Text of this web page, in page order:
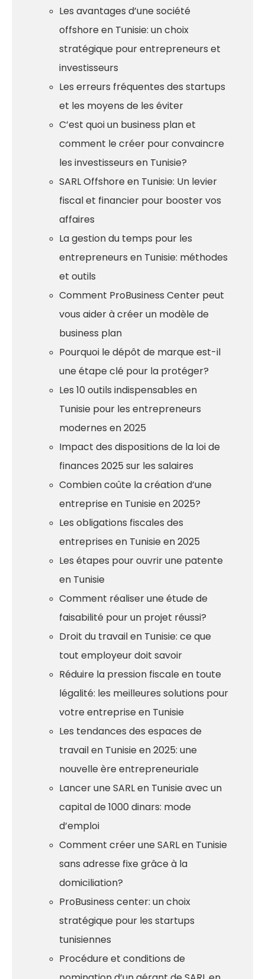
Les avantages d’une société
offshore en Tunisie: un choix
stratégique pour entrepreneurs et
investisseurs
Les erreurs fréquentes des startups
et les moyens de les éviter
C’est quoi un business plan et
comment le créer pour convaincre
les investisseurs en Tunisie?
SARL Offshore en Tunisie: Un levier
fiscal et financier pour booster vos
affaires
La gestion du temps pour les
entrepreneurs en Tunisie: méthodes
et outils
Comment ProBusiness Center peut
vous aider à créer un modèle de
business plan
Pourquoi le dépôt de marque est-il
une étape clé pour la protéger?
Les 10 outils indispensables en
Tunisie pour les entrepreneurs
modernes en 2025
Impact des dispositions de la loi de
finances 2025 sur les salaires
Combien coûte la création d’une
entreprise en Tunisie en 2025?
Les obligations fiscales des
entreprises en Tunisie en 2025
Les étapes pour ouvrir une patente
en Tunisie
Comment réaliser une étude de
faisabilité pour un projet réussi?
Droit du travail en Tunisie: ce que
tout employeur doit savoir
Réduire la pression fiscale en toute
légalité: les meilleures solutions pour
votre entreprise en Tunisie
Les tendances des espaces de
travail en Tunisie en 2025: une
nouvelle ère entrepreneuriale
Lancer une SARL en Tunisie avec un
capital de 1000 dinars: mode
d’emploi
Comment créer une SARL en Tunisie
sans adresse fixe grâce à la
domiciliation?
ProBusiness center: un choix
stratégique pour les startups
tunisiennes
Procédure et conditions de